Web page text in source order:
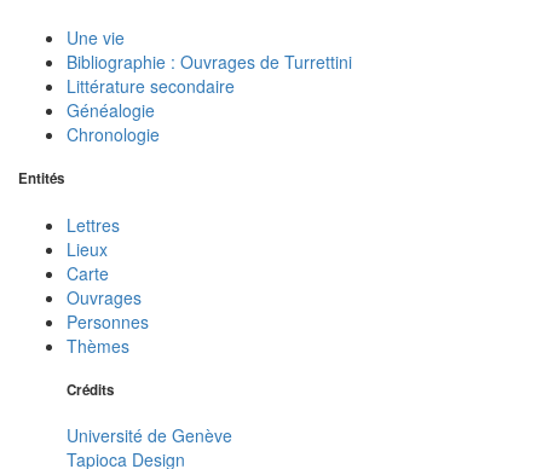
Une vie
Bibliographie : Ouvrages de Turrettini
Littérature secondaire
Généalogie
Chronologie
Entités
Lettres
Lieux
Carte
Ouvrages
Personnes
Thèmes
Crédits
Université de Genève
Tapioca Design